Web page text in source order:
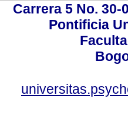
Carrera 5 No.
Pontificia